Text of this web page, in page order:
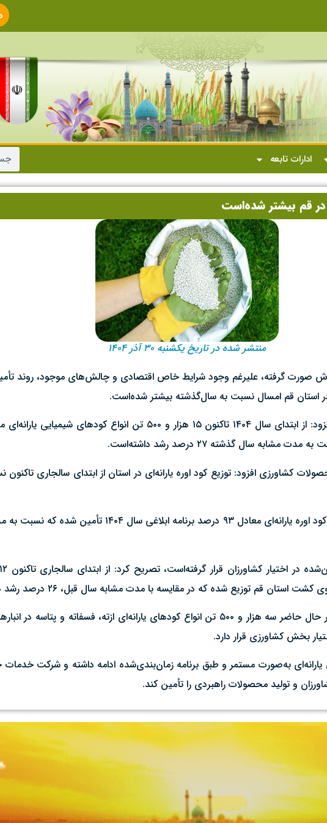
ادارات تابعه
در قم بیشتر شده‌است
منتشر شده در تاریخ یکشنبه ۳۰ آذر ۱۴۰۴
گرفته، علیرغم وجود شرایط خاص اقتصادی و چالش‌های موجود، روند تأمین
استان قم امسال نسبت به سال‌گذشته بیشتر شده‌است.
سال گذشته ۲۷ درصد رشد داشته‌است.
قم توزیع شده که در مقایسه با مدت مشابه سال قبل، ۲۶ درصد رشد داشته‌است.
وی با اشاره به وضعیت ذخایر کود در استان گفت: در حال حاضر سه‌ هزار و ۵۰۰ تن انواع کودهای
بخش کشاورزی قرار دارد.
به‌صورت مستمر و طبق برنامه زمان‌بندی‌شده ادامه داشته و شرکت
و تولید محصولات راهبردی را تأمین کند.